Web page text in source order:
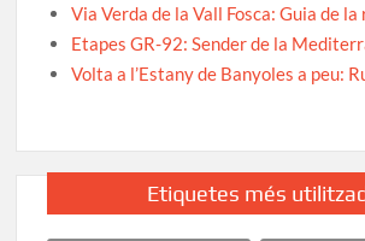
Via Verda de la Vall Fosca: Guia de la
Etapes GR-92: Sender de la
Volta a l’Estany de Banyoles a peu:
Etiquetes més